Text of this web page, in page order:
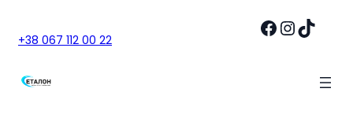
до+38 067 112 00 22
Facebook InstagramTikTok